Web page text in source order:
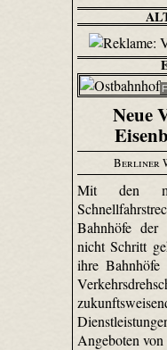
Neue
Berliner
Mit den
Bahnhöfe
nicht Schritt
ihre Bahnhöfe
Angeboten